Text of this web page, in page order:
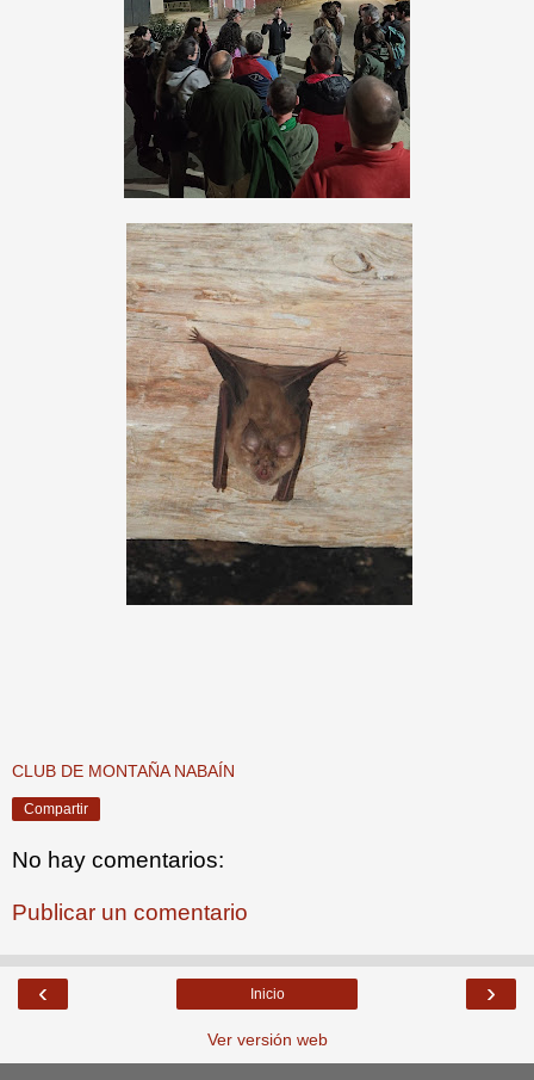
CLUB DE MONTAÑA NABAÍN
Compartir
No hay comentarios:
Publicar un comentario
‹ ›
Inicio
Ver versión web